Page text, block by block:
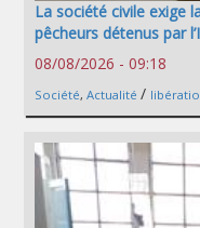
La société civile exige
pêcheurs détenus par
08/08/2026 - 09:18
Société, Actualité /